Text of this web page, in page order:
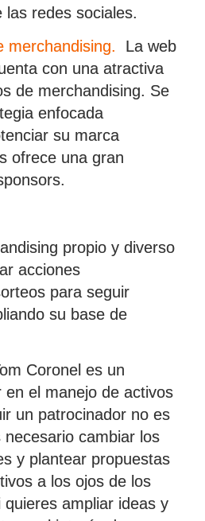
las redes sociales.
merchandising.
La web
con una atractiva
de merchandising. Se
enfocada
su marca
ofrece una gran
propio y diverso
acciones
para seguir
su base de
Coronel es un
en el manejo de activos
un patrocinador no es
cambiar los
y plantear propuestas
a los ojos de los
ampliar ideas y